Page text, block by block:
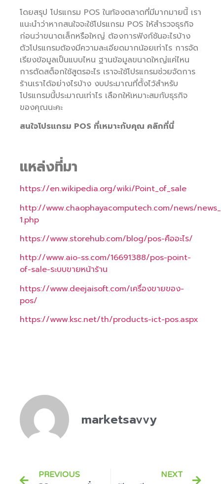
โดยสรุป โปรแกรม POS ในท้องตลาดที่มีมากมายนี้ เรา
แนะนำว่าหากสนใจจะใช้โปรแกรม POS ให้สำรวจธุรกิจ
ก่อนว่าขนาดเล็กหรือใหญ่ ต้องการฟังก์ชันอะไรบ้าง
ตัวโปรแกรมต้องมีความละเอียดมากน้อยเท่าไร การจัด
เรียงข้อมูลเป็นแบบไหน ฐานข้อมูลขนาดใหญ่แค่ไหน
การตัดสต็อกใช้สูตรอะไร เราจะใช้โปรแกรมช่วยจัดการ
ร้านเราได้อย่างไรบ้าง งบประมาณที่ตั้งไว้สำหรับ
โปรแกรมนี้ประมาณเท่าไร เลือกให้เหมาะสมกับธุรกิจ
ของคุณนะคะ
สนใจโปรแกรม POS ที่เหมาะกับคุณ คลิกที่นี่
แหล่งที่มา
https://en.wikipedia.org/wiki/Point_of_sale
http://www.chaophayacomputech.com/news/
1.php
https://www.storehub.com/blog/pos-คืออะไร/
http://www.aio-ss.com/16691388/pos-point-
of-sale-ระบบขายหน้าร้าน
https://www.deejaisoft.com/เครื่องขายของ-
pos/
https://www.ksc.net/th/products-ict-pos.aspx
marketsavvy
PREVIOUS NEXT